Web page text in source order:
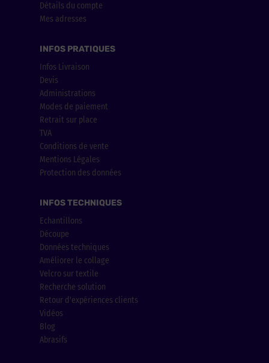
Détails du compte
Mes adresses
INFOS PRATIQUES
Infos Livraison
Devis
Administrations
Modes de paiement
Retrait sur place
TVA
Conditions de vente
Mentions Légales
Protection des données
INFOS TECHNIQUES
Echantillons
Découpe
Données techniques
Améliorer le collage
Velcro sur textile
Recherche solution
Retour d'expériences clients
Vidéos
Blog
Abrasifs